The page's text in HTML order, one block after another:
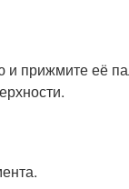
и прижмите её